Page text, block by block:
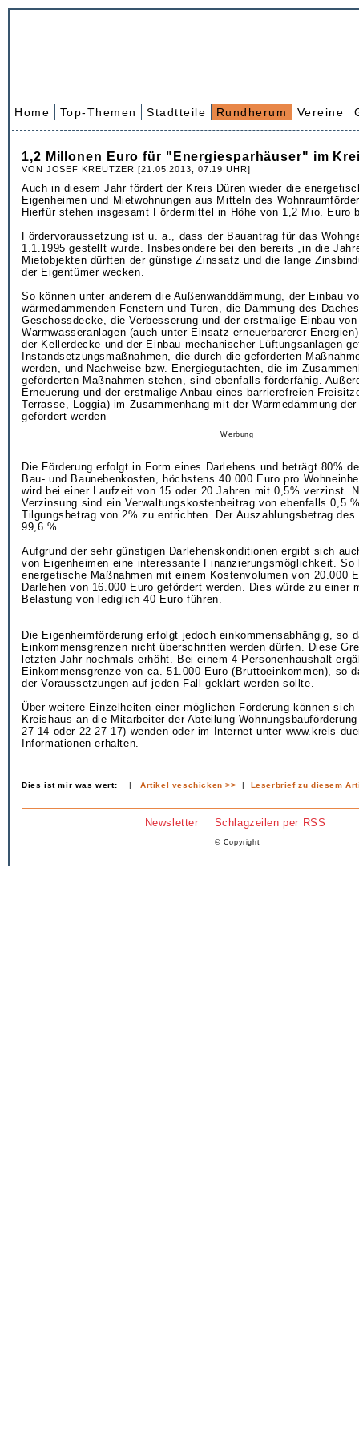
Home Top-Themen Stadtteile Rundherum Vereine
1,2 Millonen Euro für "Energiesparhäuser" im
VON JOSEF KREUTZER [21.05.2013, 07.19 UHR]
Auch in diesem Jahr fördert der Kreis Düren wieder die
Eigenheimen und Mietwohnungen aus Mitteln des
Hierfür stehen insgesamt Fördermittel in Höhe von 1,2 Mio. Euro
Fördervoraussetzung ist u. a., dass der Bauantrag für das
1.1.1995 gestellt wurde. Insbesondere bei den bereits „in die
Mietobjekten dürften der günstige Zinssatz und die lange
der Eigentümer wecken.
So können unter anderem die Außenwanddämmung, der Einbau
wärmedämmenden Fenstern und Türen, die Dämmung des
Geschossdecke, die Verbesserung und der erstmalige Einbau
Warmwasseranlagen (auch unter Einsatz erneuerbarerer
der Kellerdecke und der Einbau mechanischer Lüftungsanlagen
Instandsetzungsmaßnahmen, die durch die geförderten
werden, und Nachweise bzw. Energiegutachten, die im
geförderten Maßnahmen stehen, sind ebenfalls förderfähig.
Erneuerung und der erstmalige Anbau eines barrierefreien
Terrasse, Loggia) im Zusammenhang mit der Wärmedämmung der
gefördert werden
Werbung
Die Förderung erfolgt in Form eines Darlehens und beträgt 80%
Bau- und Baunebenkosten, höchstens 40.000 Euro pro
wird bei einer Laufzeit von 15 oder 20 Jahren mit 0,5% verzinst.
Verzinsung sind ein Verwaltungskostenbeitrag von ebenfalls 0,5
Tilgungsbetrag von 2% zu entrichten. Der Auszahlungsbetrag des
99,6 %.
Aufgrund der sehr günstigen Darlehenskonditionen ergibt sich
von Eigenheimen eine interessante Finanzierungsmöglichkeit.
energetische Maßnahmen mit einem Kostenvolumen von 20.000
Darlehen von 16.000 Euro gefördert werden. Dies würde zu einer
Belastung von lediglich 40 Euro führen.
Die Eigenheimförderung erfolgt jedoch einkommensabhängig, so
Einkommensgrenzen nicht überschritten werden dürfen. Diese
letzten Jahr nochmals erhöht. Bei einem 4 Personenhaushalt
Einkommensgrenze von ca. 51.000 Euro (Bruttoeinkommen), so
der Voraussetzungen auf jeden Fall geklärt werden sollte.
Über weitere Einzelheiten einer möglichen Förderung können
Kreishaus an die Mitarbeiter der Abteilung
27 14 oder 22 27 17) wenden oder im Internet unter www.kreis-
Informationen erhalten.
Dies ist mir was wert: |Artikel veschicken >> | Leserbrief zu diesem
Newsletter Schlagzeilen per RSS
© Copyright